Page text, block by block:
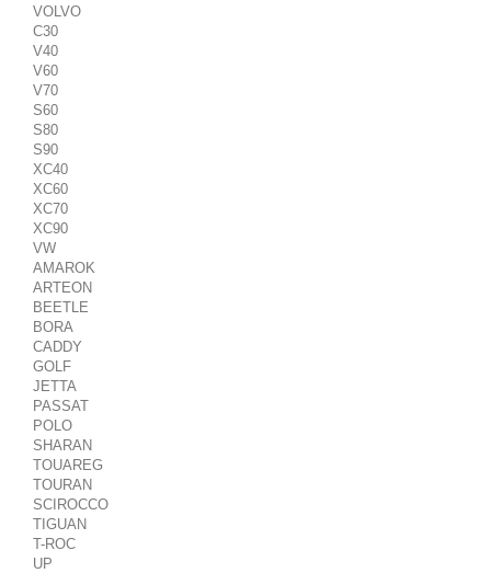
VOLVO
C30
V40
V60
V70
S60
S80
S90
XC40
XC60
XC70
XC90
VW
AMAROK
ARTEON
BEETLE
BORA
CADDY
GOLF
JETTA
PASSAT
POLO
SHARAN
TOUAREG
TOURAN
SCIROCCO
TIGUAN
T-ROC
UP